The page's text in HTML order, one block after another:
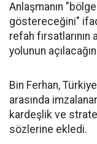
Anlaşmanın
göstereceğini"
refah fırsatlarının
yolunun
Bin Ferhan,
arasında
kardeşlik ve
sözlerine ekledi.